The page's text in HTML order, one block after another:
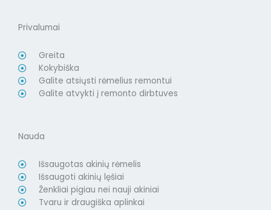
Privalumai
Greita
Kokybiška
Galite atsiųsti rėmelius remontui
Galite atvykti į remonto dirbtuves
Nauda
Išsaugotas akinių rėmelis
Išsaugoti akinių lęšiai
Ženkliai pigiau nei nauji akiniai
Tvaru ir draugiška aplinkai